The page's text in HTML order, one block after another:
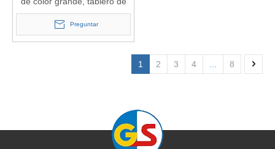
espuma de PVC sin plomo,
tablero rígido de PVC
1220*2440
Preguntar
1 2 3 4 8